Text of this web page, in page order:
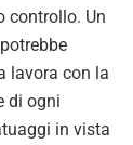
controllo. Un
lavora con la
di ogni
in vista